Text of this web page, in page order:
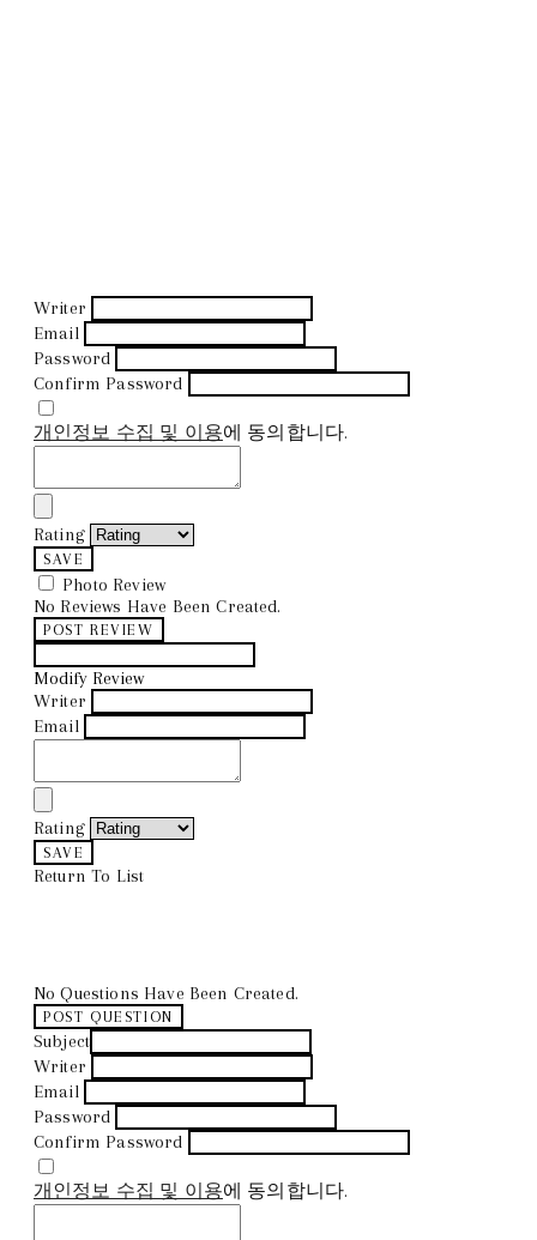
Writer
Email
Password
Confirm Password
개인정보 수집 및 이용에 동의합니다.
Rating
SAVE
Photo Review
No Reviews Have Been Created.
POST REVIEW
Modify Review
Writer
Email
Rating
SAVE
Return To List
No Questions Have Been Created.
POST QUESTION
Subject
Writer
Email
Password
Confirm Password
개인정보 수집 및 이용에 동의합니다.